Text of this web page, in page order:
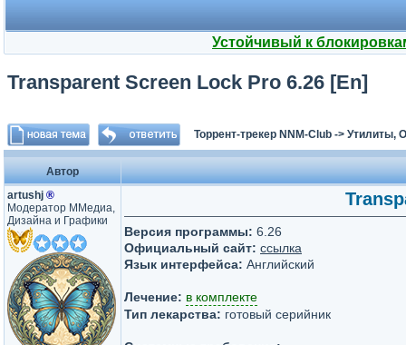
Устойчивый к
Transparent Screen Lock Pro 6.26 [En]
Торрент-трекер NNM-Club -> Утилиты,
Автор
artushj ®
Модератор ММедиа,
Дизайна и Графики
Версия программы: 6.26
Официальный сайт: ссылка
Язык интерфейса: Английский
Лечение: в комплекте
Тип лекарства: готовый серийник